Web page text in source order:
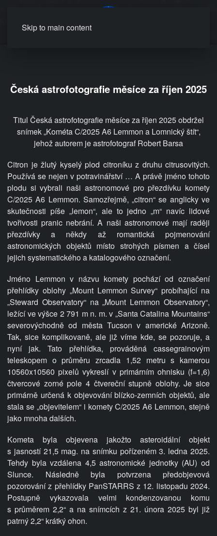
Skip to main content
Česká astrofotografie měsíce za říjen 2025
Titul Česká astrofotografie měsíce za říjen 2025 obdržel
snímek „Kométa C/2025 A6 Lemmon a Lomnický štít“,
jehož autorem je astrofotograf Robert Barsa
Citron je žlutý kyselý plod citroníku z druhu citrusovitých.
Používá se nejen v potravinářství … A právě jméno tohoto
plodu si vybrali naši astronomové pro přezdívku komety
C/2025 A6 Lemmon. Samozřejmě, „citron“ se anglicky ve
skutečnosti píše „lemon“, ale to jedno „m“ navíc lidové
tvořivosti pranic nebrání. A naši astronomové mají raději
přezdívky a někdy až romantická pojmenování
astronomických objektů místo strohých písmen a čísel
jejich systematického a katalogového označení.
Jméno Lemmon v názvu komety pochází od označení
přehlídky oblohy „Mount Lemmon Survey“ probíhající na
„Steward Observatory“ na „Mount Lemmon Observatory“,
ležící ve výšce 2 791 m n. m. v „Santa Catalina Mountains“
severovýchodně od města Tucson v americké Arizoně.
Tak, sice komplikovaně, ale již víme kde, se pozoruje, a
nyní jak. Tato přehlídka, prováděná cassegrainovým
teleskopem o průměru zrcadla 1,52 metru s kamerou
10560x10560 pixelů vykreslí v primárním ohnisku (f=1,6)
čtvercové zorné pole 4 čtvereční stupně oblohy. Je sice
primárně určená k objevování blízko-zemních objektů, ale
stala se „objevitelem“ i komety C/2025 A6 Lemmon, stejně
jako mnoha dalších.
Kometa byla objevena jakožto asteroidální objekt
s jasností 21,5 mag. na snímku pořízeném 3. ledna 2025.
Tehdy byla vzdálena 4,5 astronomické jednotky (AU) od
Slunce. Následně byla potvrzena předobjevová
pozorování z přehlídky PanSTARRS z 12. listopadu 2024.
Postupně vykazovala velmi kondenzovanou komu
s průměrem 2,2“ a na snímcích z 21. února 2025 byl již
patrný 2,2“ krátký ohon.